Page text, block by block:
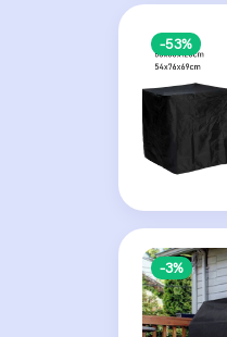
-53%
-3%